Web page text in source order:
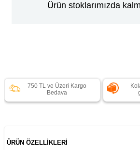
Ürün stoklarımızda
750 TL ve Üzeri Kargo
Bedava
ÜRÜN ÖZELLIKLERI